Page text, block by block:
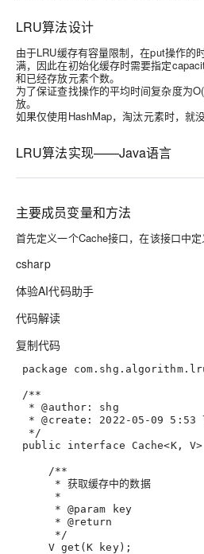
LRU算法设计
由于LRU缓存有容量限制，在put操作的
满，因此在初始化缓存时需要指定
和已经存放元素个数。
为了保证查找操作的平均时间复杂度为
放。
如果仅使用HashMap，淘汰元素时，就
LRU算法实现——Java语言
主要成员变量和方法
首先定义一个Cache接口，在该接口中定
csharp
体验AI代码助手
代码解读
复制代码
package
/**
* @author: shg
* @create: 2022-05-09 5:53
*/
public
interface Cache<K, V
/**
* 获取缓存中的数据
*
* @param key
* @return
*/
V get (K key) ;